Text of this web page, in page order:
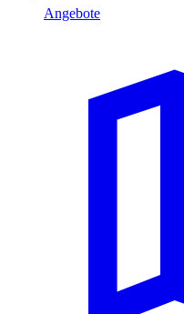
Angebote